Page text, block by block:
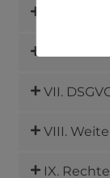
VII.
VIII.
IX.